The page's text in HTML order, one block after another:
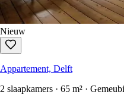
Nieuw
Appartement, Delft
2 slaapkamers · 65 m² ·